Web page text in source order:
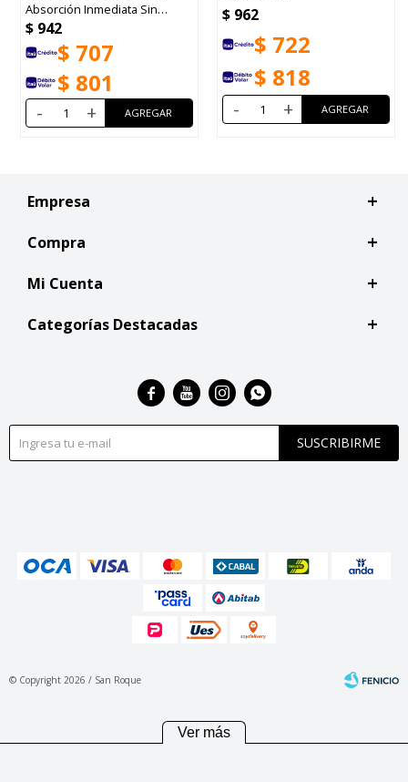
Absorción Inmediata Sin
Fragancia 400g
$ 942
$ 707
$ 801
- +
$ 962
$ 722
$ 818
- +
Empresa
Compra
Mi Cuenta
Categorías Destacadas
SUSCRIBIRME
   
© Copyright 2026 / San Roque
Ver más